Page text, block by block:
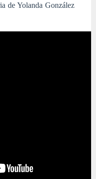
de Yolanda González